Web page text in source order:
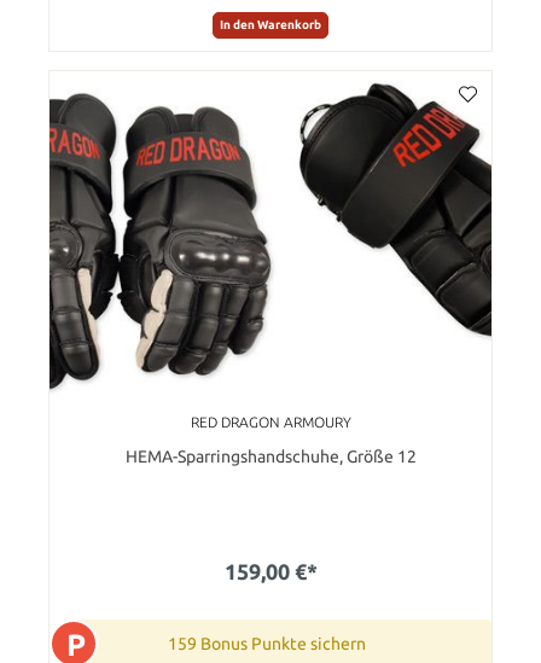
In den Warenkorb
RED DRAGON ARMOURY
HEMA-Sparringshandschuhe, Größe 12
159,00 €*
P 159 Bonus Punkte sichern